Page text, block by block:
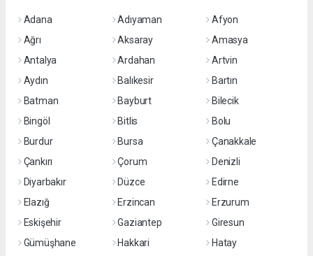
Adana Adıyaman
Afyon
Ağrı
Aksaray
Amasya
Antalya
Ardahan
Artvin
Aydın
Balıkesir
Bartın
Batman
Bayburt
Bilecik
Bingöl
Bitlis
Bolu
Burdur
Bursa
Çanakkale
Çankırı
Çorum
Denizli
Diyarbakır
Düzce
Edirne
Elazığ
Erzincan
Erzurum
Eskişehir
Gaziantep
Giresun
Gümüşhane
Hakkari
Hatay